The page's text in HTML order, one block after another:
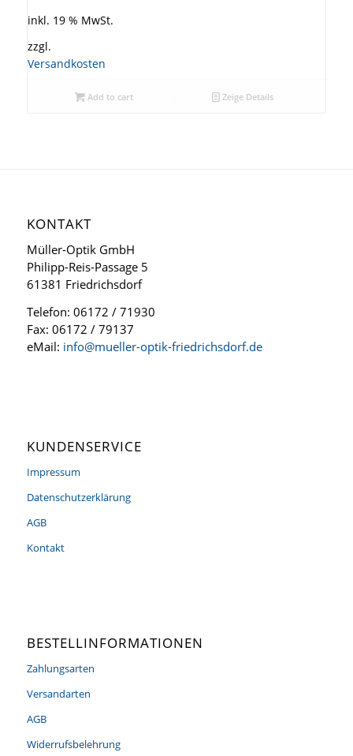
inkl. 19 % MwSt.
zzgl.
Versandkosten
Add to cart Zeige Details
KONTAKT
Müller-Optik GmbH
Philipp-Reis-Passage 5
61381 Friedrichsdorf
Telefon: 06172 / 71930
Fax: 06172 / 79137
eMail: info@mueller-optik-friedrichsdorf.de
KUNDENSERVICE
Impressum
Datenschutzerklärung
AGB
Kontakt
BESTELLINFORMATIONEN
Zahlungsarten
Versandarten
AGB
Widerrufsbelehrung